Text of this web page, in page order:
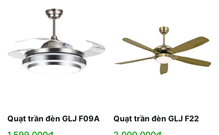
Quạt trần đèn GLJ F09A Quạt trần đèn GLJ F22